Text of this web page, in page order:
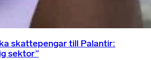
skattepengar till Palantir:
sektor”